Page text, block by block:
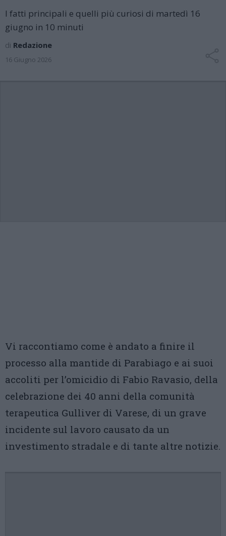
I fatti principali e quelli più curiosi di martedì 16
giugno in 10 minuti
di Redazione
16 Giugno 2026
Vi raccontiamo come è andato a finire il
processo alla mantide di Parabiago e ai suoi
accoliti per l’omicidio di Fabio Ravasio, della
celebrazione dei 40 anni della comunità
terapeutica Gulliver di Varese, di un grave
incidente sul lavoro causato da un
investimento stradale e di tante altre notizie.